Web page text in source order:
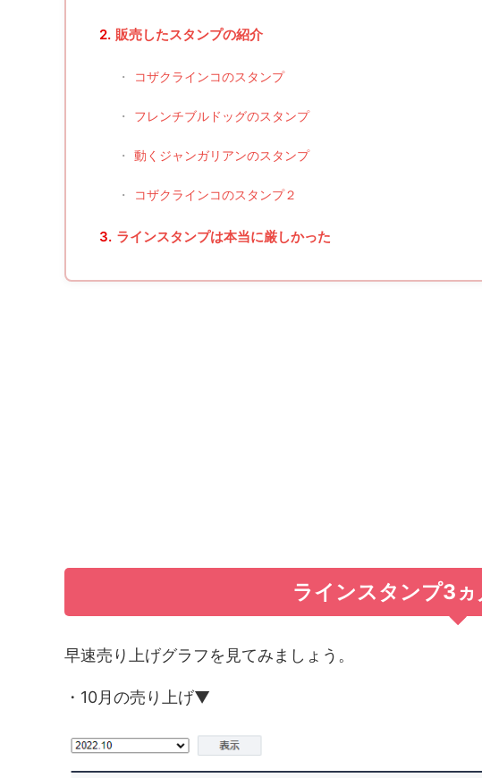
2. 販売したスタンプの紹介
・ コザクラインコのスタンプ
・ フレンチブルドッグのスタンプ
・ 動くジャンガリアンのスタンプ
・ コザクラインコのスタンプ２
3. ラインスタンプは本当に厳しかった
ラインスタンプ3
早速売り上げグラフを見てみましょう。
・10月の売り上げ▼